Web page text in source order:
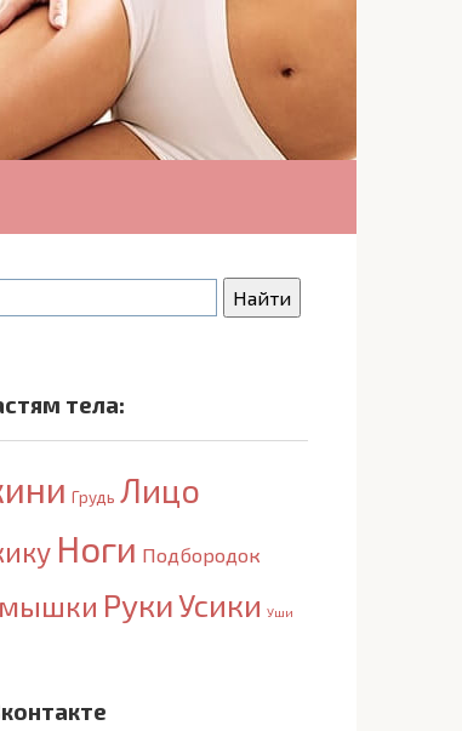
тела:
Грудь Лицо
Ноги Подбородок
РукиУсики Уши